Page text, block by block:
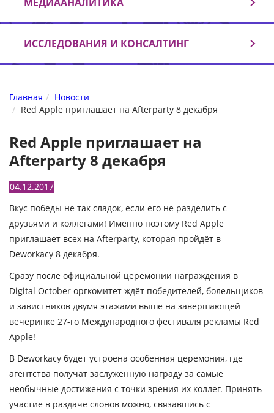
ИССЛЕДОВАНИЯ И КОНСАЛТИНГ
Главная
Новости
Red Apple приглашает на Afterparty 8 декабря
Red Apple приглашает на
Afterparty 8 декабря
04.12.2017
Вкус победы не так сладок, если его не разделить с
друзьями и коллегами! Именно поэтому Red Apple
приглашает всех на Afterparty, которая пройдёт в
Deworkacy 8 декабря.
Сразу после официальной церемонии награждения в
Digital October оргкомитет ждёт победителей, болельщиков
и завистников двумя этажами выше на завершающей
вечеринке 27-го Международного фестиваля рекламы Red
Apple!
В Deworkacy будет устроена особенная церемония, где
агентства получат заслуженную награду за самые
необычные достижения с точки зрения их коллег. Принять
участие в раздаче слонов можно, связавшись с